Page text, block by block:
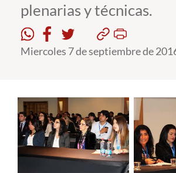
Estudiantes
Alumni
English
plenarias y técnicas.
Miercoles 7 de septiembre de